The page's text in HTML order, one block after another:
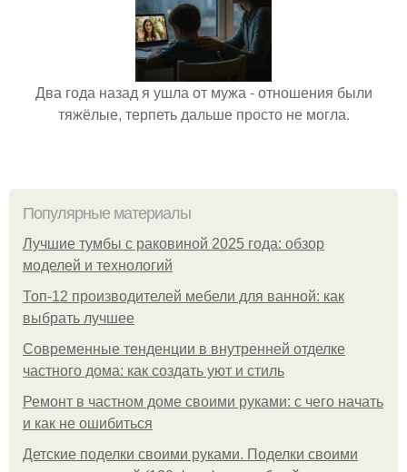
Два года назад я ушла от мужа - отношения были
тяжёлые, терпеть дальше просто не могла.
Популярные материалы
Лучшие тумбы с раковиной 2025 года: обзор
моделей и технологий
Топ-12 производителей мебели для ванной: как
выбрать лучшее
Современные тенденции в внутренней отделке
частного дома: как создать уют и стиль
Ремонт в частном доме своими руками: с чего начать
и как не ошибиться
Детские поделки своими руками. Поделки своими